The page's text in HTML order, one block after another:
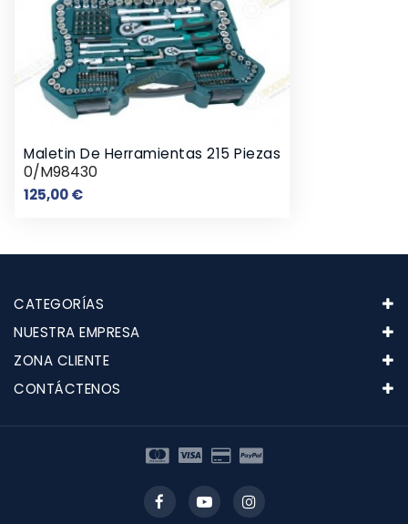
Maletin De Herramientas 215 Piezas
0/M98430
125,00 €Precio
CATEGORÍAS
NUESTRA EMPRESA
ZONA CLIENTE
CONTÁCTENOS